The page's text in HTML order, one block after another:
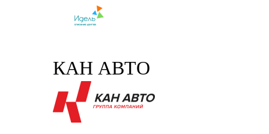
КАН АВТО